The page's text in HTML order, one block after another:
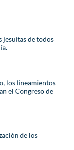
jesuitas de todos
los lineamientos
el Congreso de
de los